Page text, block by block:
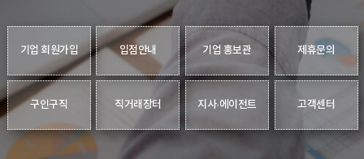
기업 회원가입 입점안내 기업 홍보관 제휴문의
구인구직 직거래장터 지사·에이전트 고객센터